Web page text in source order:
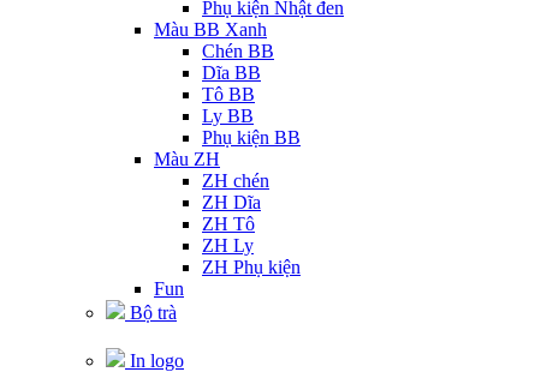
Phụ kiện Nhật đen
Màu BB Xanh
Chén BB
Dĩa BB
Tô BB
Ly BB
Phụ kiện BB
Màu ZH
ZH chén
ZH Dĩa
ZH Tô
ZH Ly
ZH Phụ kiện
Fun
Bộ trà
In logo